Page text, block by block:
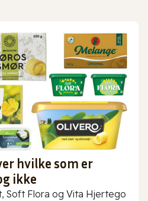
hvilke som er
ikke
Soft Flora og Vita Hjertego